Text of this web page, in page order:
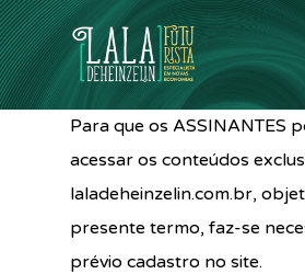
Para que os ASSINANTES
acessar os conteúdos
laladeheinzelin.com.br,
presente termo, faz-se
prévio cadastro no site.